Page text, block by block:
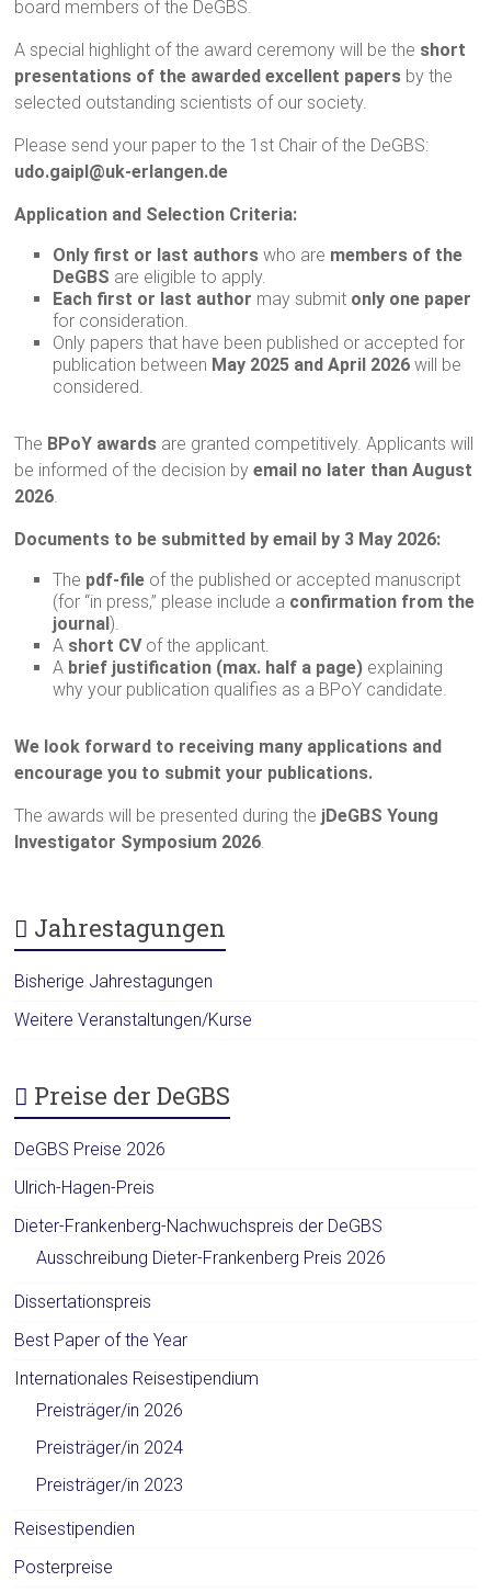
board members of the DeGBS.
A special highlight of the award ceremony will be the short
presentations of the awarded excellent papers by the
selected outstanding scientists of our society.
Please send your paper to the 1st Chair of the DeGBS:
udo.gaipl@uk-erlangen.de
Application and Selection Criteria:
Only first or last authors who are members of the
DeGBS are eligible to apply.
Each first or last author may submit only one paper
for consideration.
Only papers that have been published or accepted for
publication between May 2025 and April 2026 will be
considered.
The BPoY awards are granted competitively. Applicants will
be informed of the decision byemail no later than August
2026.
Documents to be submitted by email by 3 May 2026:
The pdf-file of the published or accepted manuscript
(for “in press,” please include a confirmation from the
journal).
A short CV of the applicant.
A brief justification (max. half a page) explaining
why your publication qualifies as a BPoY candidate.
We look forward to receiving many applications and
encourage you to submit your publications.
The awards will be presented during the jDeGBS Young
Investigator Symposium 2026.
Jahrestagungen
Bisherige Jahrestagungen
Weitere Veranstaltungen/Kurse
Preise der DeGBS
DeGBS Preise 2026
Ulrich-Hagen-Preis
Dieter-Frankenberg-Nachwuchspreis der DeGBS
Ausschreibung Dieter-Frankenberg Preis 2026
Dissertationspreis
Best Paper of the Year
Internationales Reisestipendium
Preisträger/in 2026
Preisträger/in 2024
Preisträger/in 2023
Reisestipendien
Posterpreise